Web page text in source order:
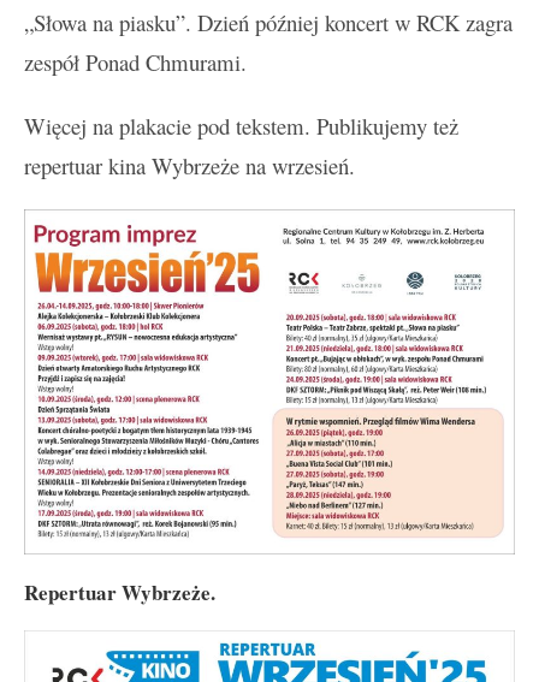
„Słowa na piasku”. Dzień później koncert w RCK zagra
zespół Ponad Chmurami.
Więcej na plakacie pod tekstem. Publikujemy też
repertuar kina Wybrzeże na wrzesień.
Repertuar Wybrzeże.